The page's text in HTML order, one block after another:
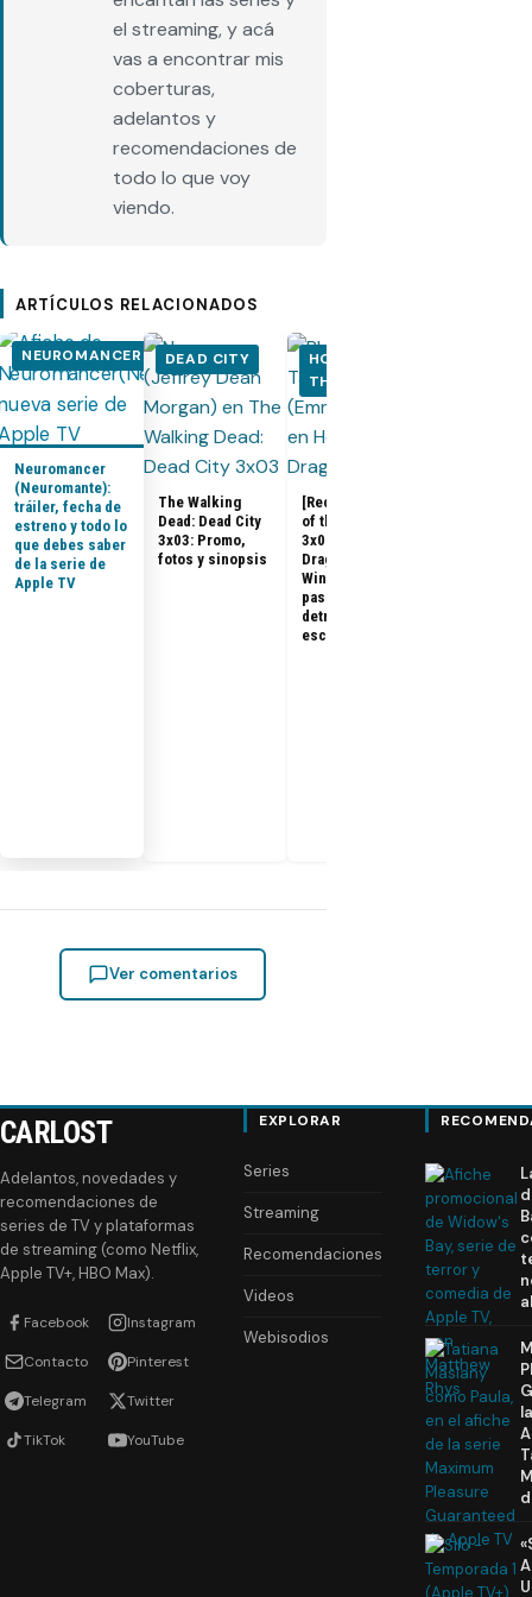
el streaming, y acá
vas a encontrar mis
coberturas,
adelantos y
recomendaciones de
todo lo que voy
viendo.
ARTÍCULOS RELACIONADOS
NEUROMANCER
Neuromancer
(Neuromante):
tráiler, fecha de
estreno y todo lo
que debes saber
de la serie de
Apple TV
DEAD CITY
The Walking
Dead: Dead City
3x03: Promo,
fotos y sinopsis
HOUSE OF
THE DRAGON
[Recap] House
of the Dragon
3x07 «The
Dragon in
Winter»: qué
pasó, análisis y
detrás de
escena
Ver comentarios
CARLOST
Adelantos, novedades y
recomendaciones de
series de TV y plataformas
de streaming (como Netflix,
Apple TV+, HBO Max).
Facebook Instagram
Contacto Pinterest
Telegram Twitter
TikTok YouTube
EXPLORAR
Series
Streaming
Recomendaciones
Videos
Webisodios